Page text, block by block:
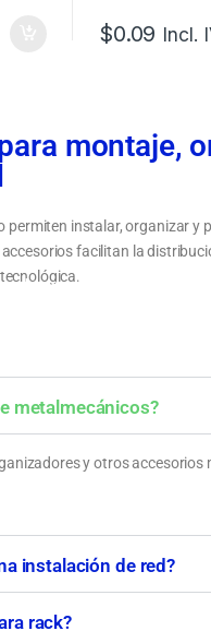
$0.09 Incl.
montaje,
instalar, organizar y
facilitan la
gabinete rack o accesorio
metalmecánicos?
y otros
instalación de red?
rack?